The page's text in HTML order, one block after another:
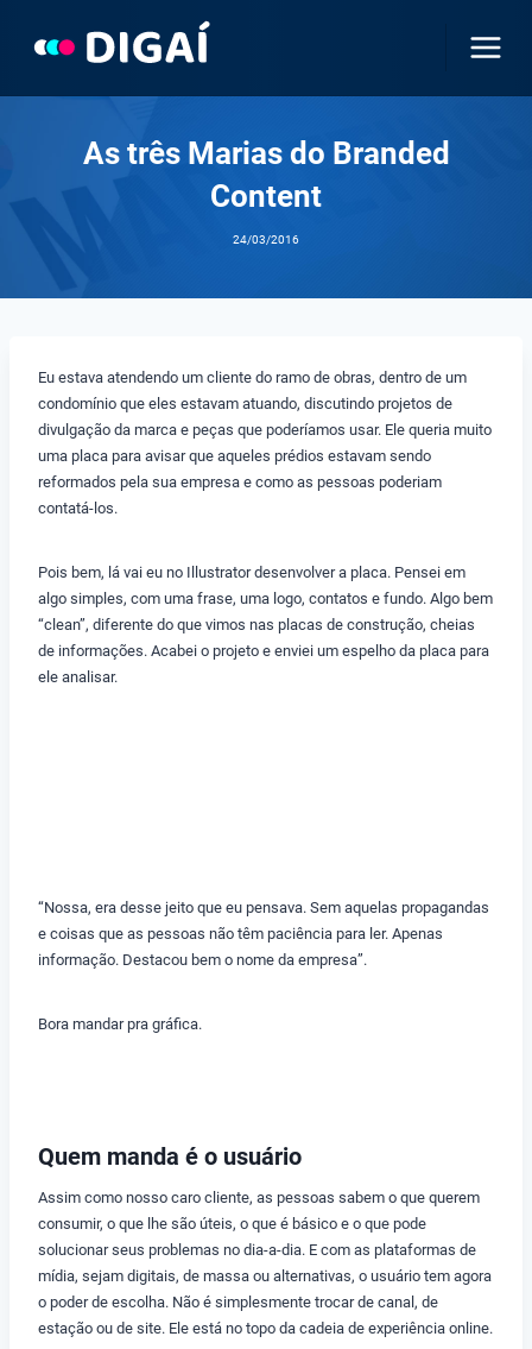
As três Marias do Branded
Content
24/03/2016
Eu estava atendendo um cliente do ramo de obras, dentro de um
condomínio que eles estavam atuando, discutindo projetos de
divulgação da marca e peças que poderíamos usar. Ele queria muito
uma placa para avisar que aqueles prédios estavam sendo
reformados pela sua empresa e como as pessoas poderiam
contatá-los.
Pois bem, lá vai eu no Illustrator desenvolver a placa. Pensei em
algo simples, com uma frase, uma logo, contatos e fundo. Algo bem
“clean”, diferente do que vimos nas placas de construção, cheias
de informações. Acabei o projeto e enviei um espelho da placa para
ele analisar.
“Nossa, era desse jeito que eu pensava. Sem aquelas propagandas
e coisas que as pessoas não têm paciência para ler. Apenas
informação. Destacou bem o nome da empresa”.
Bora mandar pra gráfica.
Quem manda é o usuário
Assim como nosso caro cliente, as pessoas sabem o que querem
consumir, o que lhe são úteis, o que é básico e o que pode
solucionar seus problemas no dia-a-dia. E com as plataformas de
mídia, sejam digitais, de massa ou alternativas, o usuário tem agora
o poder de escolha. Não é simplesmente trocar de canal, de
estação ou de site. Ele está no topo da cadeia de experiência online.